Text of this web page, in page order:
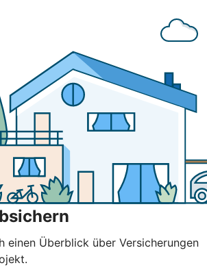
einen Überblick über Versicherungen